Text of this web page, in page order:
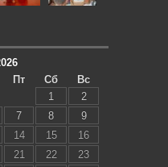
Пт Сб
Вс
1
2
7 8
9
14 15
16
21 22
23